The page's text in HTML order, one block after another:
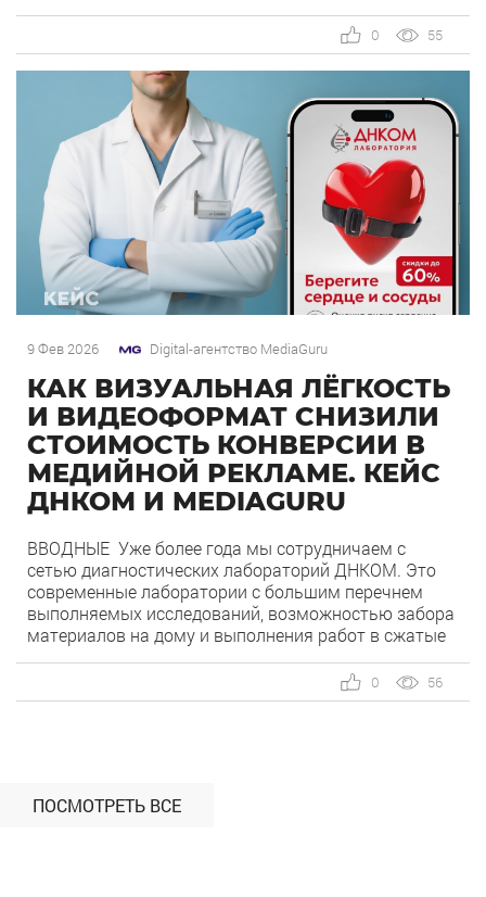
сторону мобильного потребления: пользователи
чаще покупают в приложениях за счёт скорости,
персонализации и удобства повторных покупок.
Команда Dropp Market приняла […]
55
0
9 Фев 2026 Digital-агентство MediaGuru
КАК ВИЗУАЛЬНАЯ ЛЁГКОСТЬ
И ВИДЕОФОРМАТ СНИЗИЛИ
СТОИМОСТЬ КОНВЕРСИИ В
МЕДИЙНОЙ РЕКЛАМЕ. КЕЙС
ДНКОМ И MEDIAGURU
ВВОДНЫЕ Уже более года мы сотрудничаем с
сетью диагностических лабораторий ДНКОМ. Это
современные лаборатории с большим перечнем
выполняемых исследований, возможностью забора
материалов на дому и выполнения работ в сжатые
и продолжает развивать офисную сеть. Наш
рассказ касается Москвы и Московской области, где
56
0
ПОСМОТРЕТЬ ВСЕ